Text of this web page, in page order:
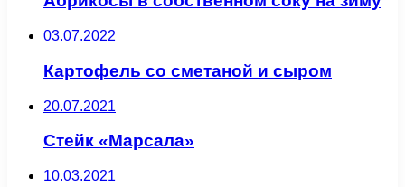
03.07.2022
Картофель со сметаной и сыром
20.07.2021
Стейк «Марсала»
10.03.2021